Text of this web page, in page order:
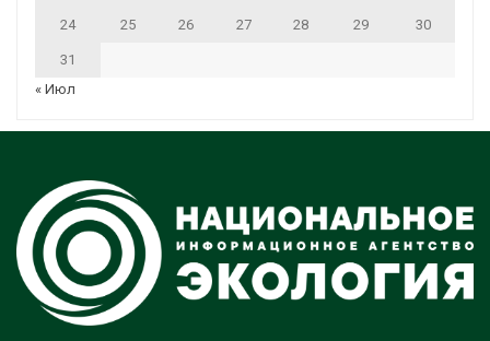
24 25 26 27 28 29 30
31
« Июл